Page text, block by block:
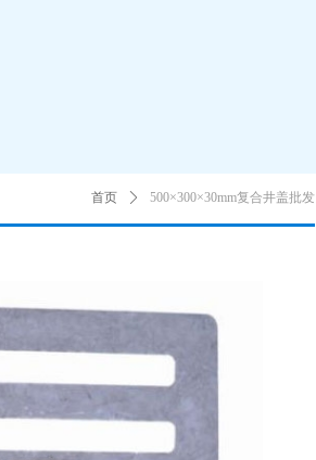
首页 ꄲ 500×300×30mm复合井盖批发